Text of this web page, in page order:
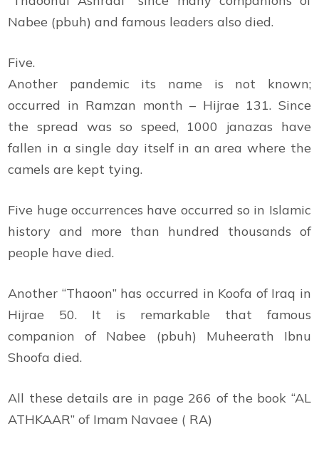
Nabee (pbuh) and famous leaders also died.
Five.
Another pandemic its name is not known;
occurred in Ramzan month – Hijrae 131. Since
the spread was so speed, 1000 janazas have
fallen in a single day itself in an area where the
camels are kept tying.
Five huge occurrences have occurred so in Islamic
history and more than hundred thousands of
people have died.
Another “Thaoon” has occurred in Koofa of Iraq in
Hijrae 50. It is remarkable that famous
companion of Nabee (pbuh) Muheerath Ibnu
Shoofa died.
All these details are in page 266 of the book “AL
ATHKAAR” of Imam Navaee ( RA)